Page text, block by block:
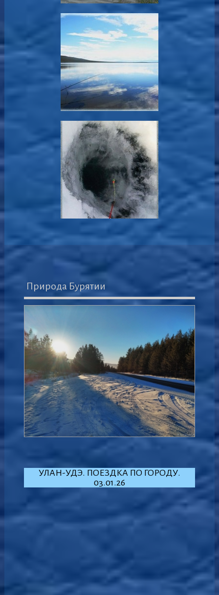
Природа Бурятии
УЛАН-УДЭ. ПОЕЗДКА ПО ГОРОДУ.
03.01.26